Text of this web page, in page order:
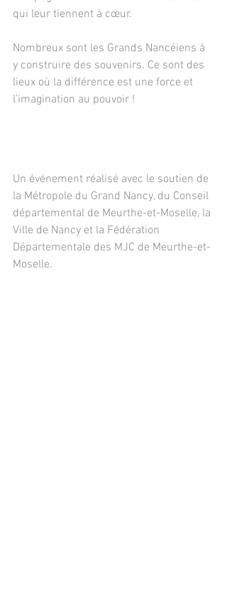
qui leur tiennent à cœur.
Nombreux sont les Grands Nancéiens à
y construire des souvenirs. Ce sont des
lieux où la différence est une force et
l’imagination au pouvoir !
Un événement réalisé avec le soutien de
la Métropole du Grand Nancy, du Conseil
départemental de Meurthe-et-Moselle, la
Ville de Nancy et la Fédération
Départementale des MJC de Meurthe-et-
Moselle.